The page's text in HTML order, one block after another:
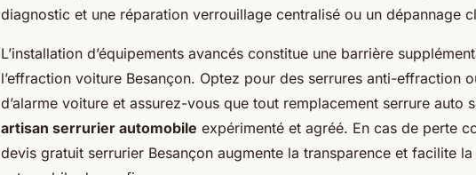
diagnostic et une réparation verrouillage centralisé ou un dépannage
L’installation d’équipements avancés constitue une barrière
l’effraction voiture Besançon. Optez pour des serrures anti-effraction
d’alarme voiture et assurez-vous que tout remplacement serrure auto
artisan serrurier automobile expérimenté et agréé. En cas de perte
devis gratuit serrurier Besançon augmente la transparence et facilite